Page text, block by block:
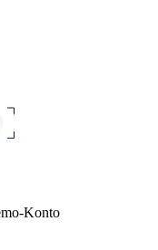
Konto